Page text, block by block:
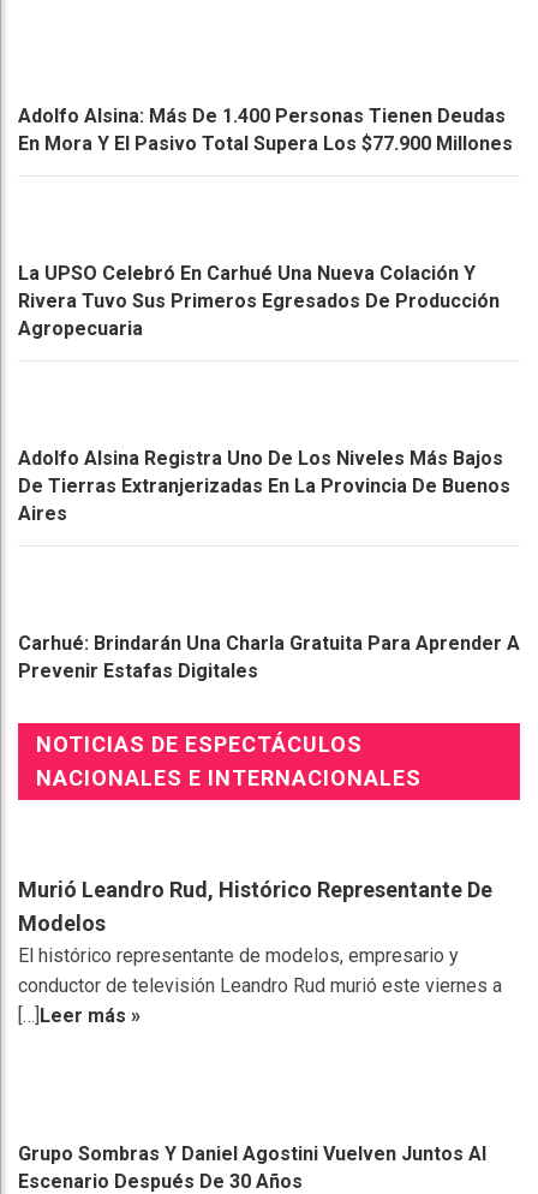
Adolfo Alsina: Más De 1.400 Personas Tienen Deudas
En Mora Y El Pasivo Total Supera Los $77.900 Millones
La UPSO Celebró En Carhué Una Nueva Colación Y
Rivera Tuvo Sus Primeros Egresados De Producción
Agropecuaria
Adolfo Alsina Registra Uno De Los Niveles Más Bajos
De Tierras Extranjerizadas En La Provincia De Buenos
Aires
Carhué: Brindarán Una Charla Gratuita Para Aprender A
Prevenir Estafas Digitales
NOTICIAS DE ESPECTÁCULOS
NACIONALES E INTERNACIONALES
Murió Leandro Rud, Histórico Representante De
Modelos
El histórico representante de modelos, empresario y
conductor de televisión Leandro Rud murió este viernes a
[…]Leer más »
Grupo Sombras Y Daniel Agostini Vuelven Juntos Al
Escenario Después De 30 Años